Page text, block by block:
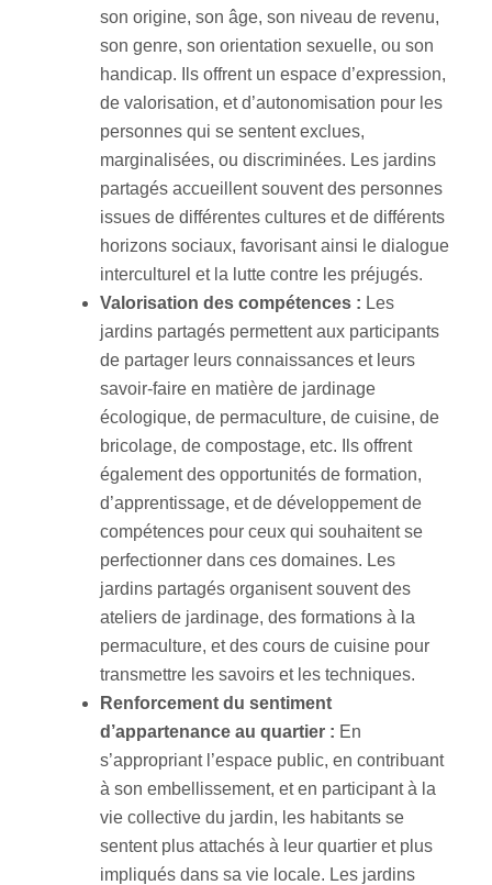
son origine, son âge, son niveau de revenu,
son genre, son orientation sexuelle, ou son
handicap. Ils offrent un espace d’expression,
de valorisation, et d’autonomisation pour les
personnes qui se sentent exclues,
marginalisées, ou discriminées. Les jardins
partagés accueillent souvent des personnes
issues de différentes cultures et de différents
horizons sociaux, favorisant ainsi le dialogue
interculturel et la lutte contre les préjugés.
Valorisation des compétences : Les
jardins partagés permettent aux participants
de partager leurs connaissances et leurs
savoir-faire en matière de jardinage
écologique, de permaculture, de cuisine, de
bricolage, de compostage, etc. Ils offrent
également des opportunités de formation,
d’apprentissage, et de développement de
compétences pour ceux qui souhaitent se
perfectionner dans ces domaines. Les
jardins partagés organisent souvent des
ateliers de jardinage, des formations à la
permaculture, et des cours de cuisine pour
transmettre les savoirs et les techniques.
Renforcement du sentiment
d’appartenance au quartier : En
s’appropriant l’espace public, en contribuant
à son embellissement, et en participant à la
vie collective du jardin, les habitants se
sentent plus attachés à leur quartier et plus
impliqués dans sa vie locale. Les jardins